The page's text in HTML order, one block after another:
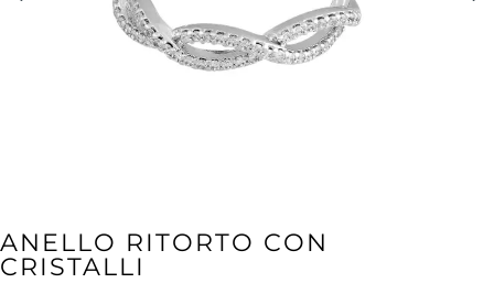
ANELLO RITORTO CON
CRISTALLI